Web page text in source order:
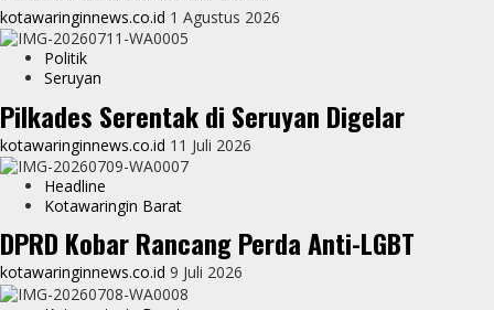
kotawaringinnews.co.id 1 Agustus 2026
Politik
Seruyan
Pilkades Serentak di Seruyan Digelar
kotawaringinnews.co.id 11 Juli 2026
Headline
Kotawaringin Barat
DPRD Kobar Rancang Perda Anti-LGBT
kotawaringinnews.co.id 9 Juli 2026